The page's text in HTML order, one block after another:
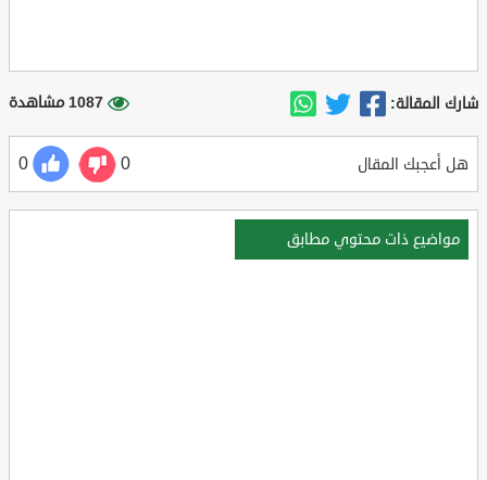
شارك المقالة: 1087 مشاهدة
هل أعجبك المقال 0
0
مواضيع ذات محتوي مطابق